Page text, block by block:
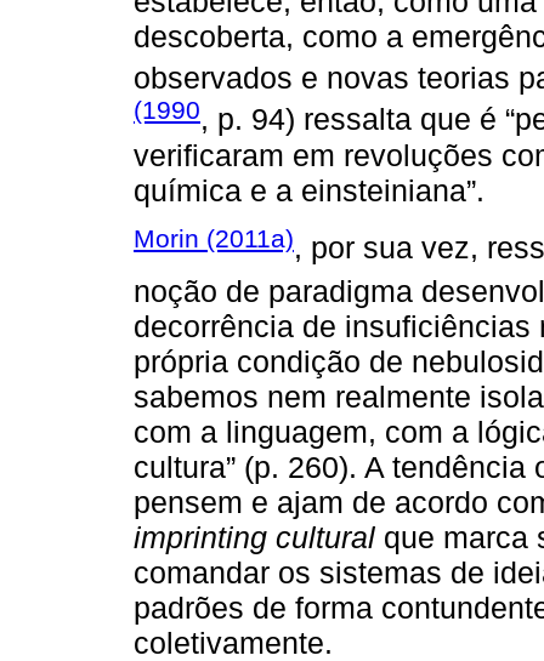
descoberta, como a
observados e novas teorias
(1990, p. 94) ressalta que é
verificaram em revoluções
química e a einsteiniana”.
Morin (2011a), por sua vez,
noção de paradigma
decorrência de
própria condição de
sabemos nem realmente
com a linguagem, com a
cultura” (p. 260). A
pensem e ajam de acordo
imprinting cultural que marca
comandar os sistemas de
padrões de forma
coletivamente.